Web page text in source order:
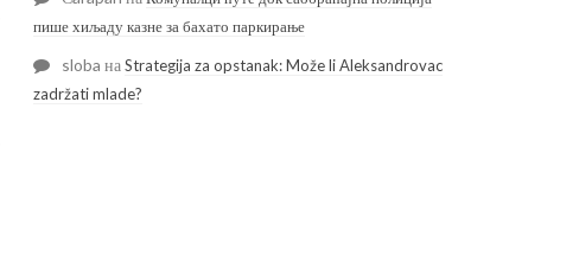
пише хиљаду казне за бахато паркирање
sloba наStrategija za opstanak: Može li Aleksandrovac
zadržati mlade?